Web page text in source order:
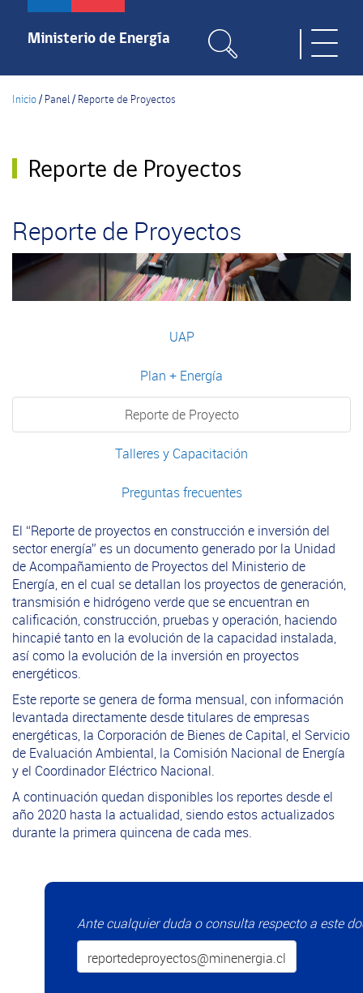
Pasar
contenido
Ministerio de Energía
Inicio/ Panel/ Reporte de Proyectos
Reporte de Proyectos
Reporte de Proyectos
UAP
Plan + Energía
Reporte de Proyecto
Talleres y Capacitación
Preguntas frecuentes
El “Reporte de proyectos en construcción e inversión del
sector energía” es un documento generado por la Unidad
de Acompañamiento de Proyectos del Ministerio de
Energía, en el cual se detallan los proyectos de generación,
transmisión e hidrógeno verde que se encuentran en
calificación, construcción, pruebas y operación, haciendo
hincapié tanto en la evolución de la capacidad instalada,
así como la evolución de la inversión en proyectos
energéticos.
Este reporte se genera de forma mensual, con información
levantada directamente desde titulares de empresas
energéticas, la Corporación de Bienes de Capital, el Servicio
de Evaluación Ambiental, la Comisión Nacional de Energía
y el Coordinador Eléctrico Nacional.
A continuación quedan disponibles los reportes desde el
año 2020 hasta la actualidad, siendo estos actualizados
durante la primera quincena de cada mes.
Ante cualquier duda o consulta respecto a este
reportedeproyectos@minenergia.cl